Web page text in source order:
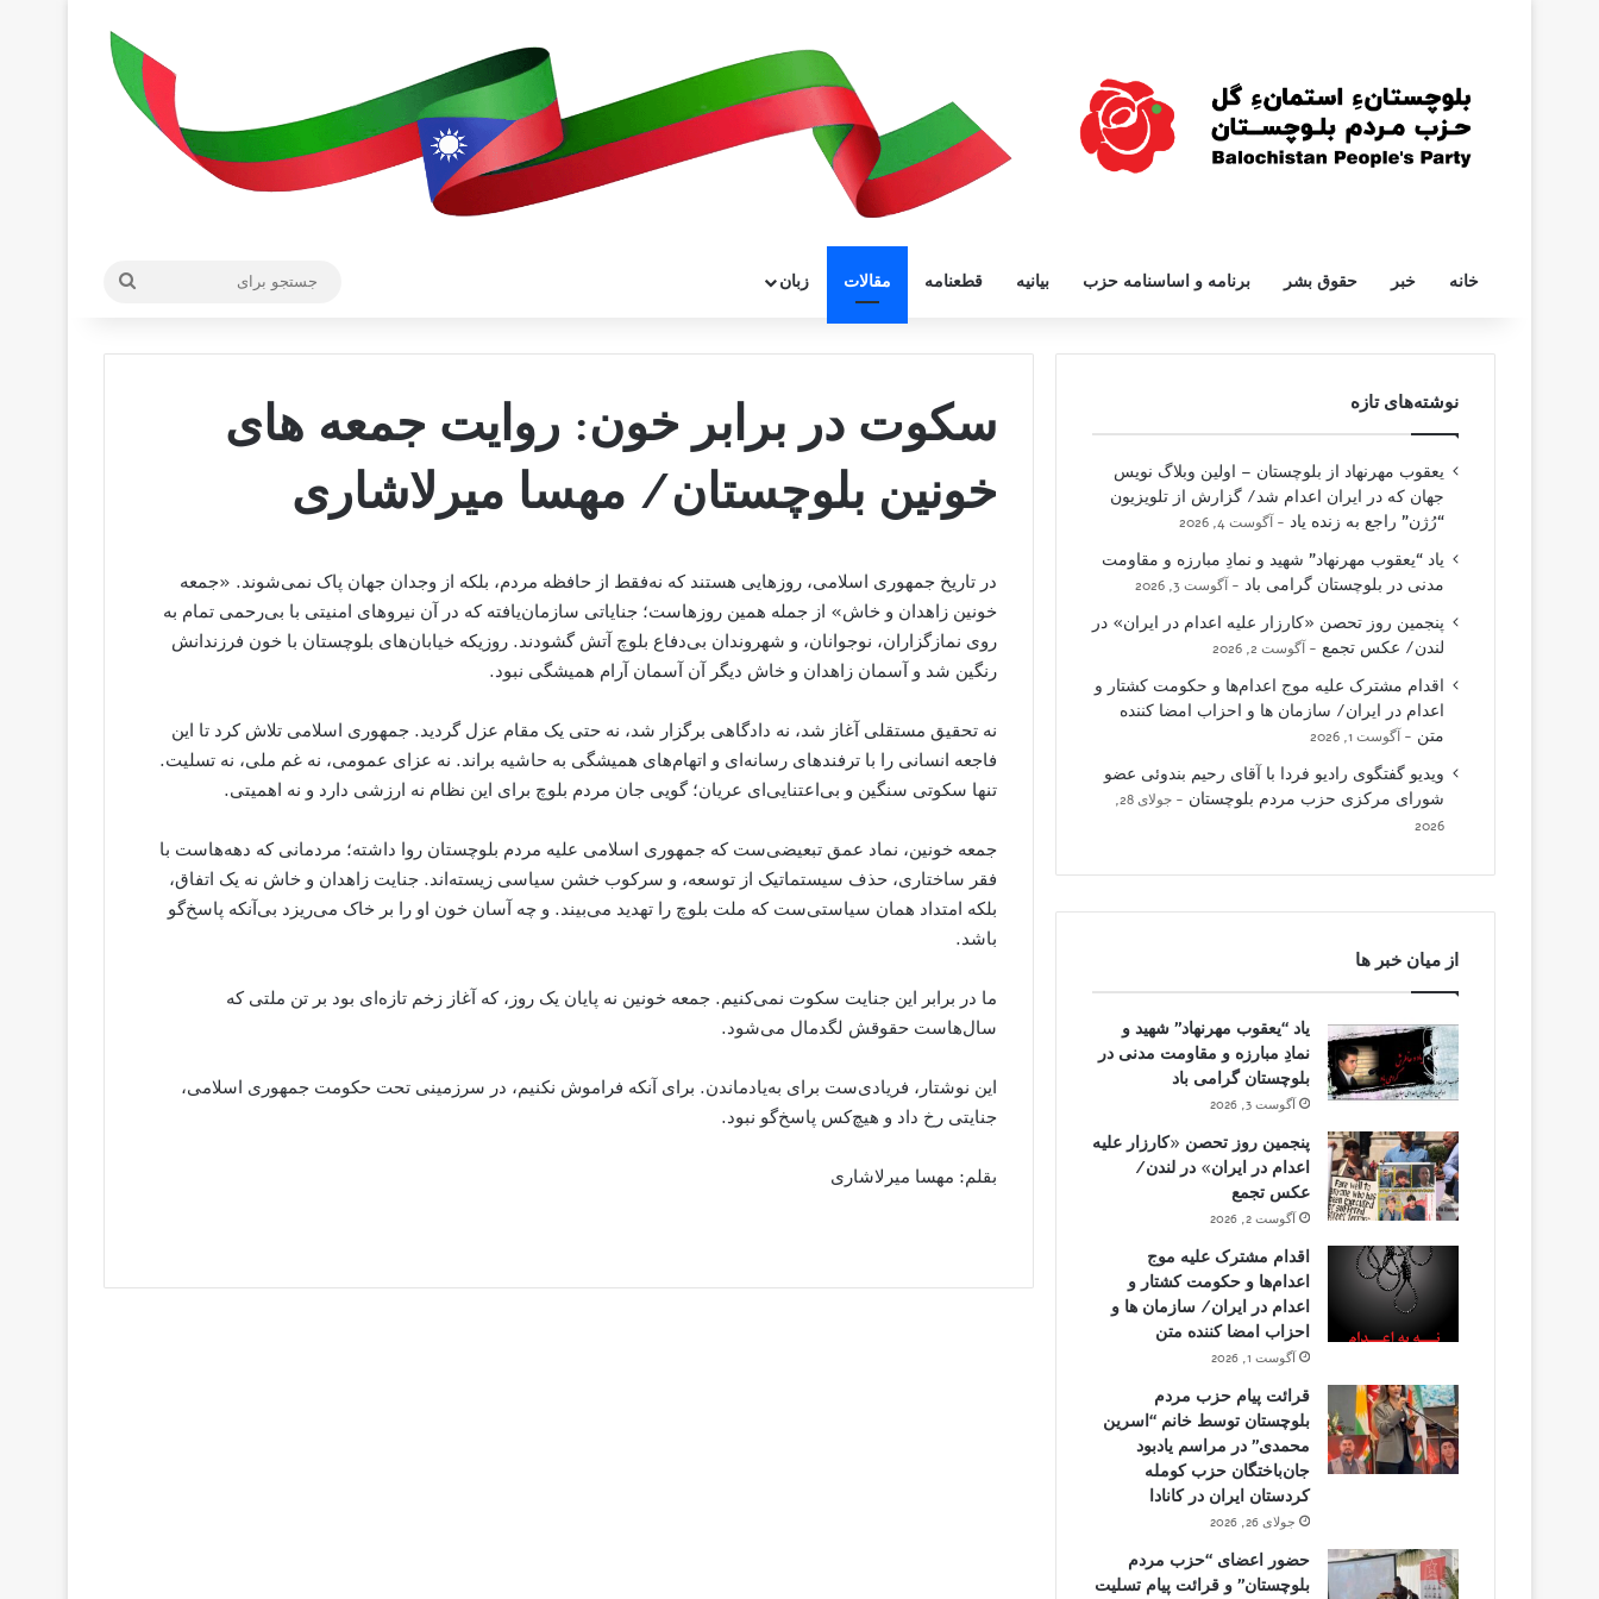
خانه خبر حقوق بشر برنامه و اساسنامه حزب بیانیه قطعنامه مقالات زبان
سکوت در برابر خون: روایت جمعه‌ های
خونین بلوچستان/ مهسا میرلاشاری
در تاریخ جمهوری اسلامی، روزهایی هستند که نه‌فقط از حافظه مردم، بلکه از وجدان جهان پاک نمی‌شوند. «جمعه
خونین زاهدان و خاش» از جمله همین روزهاست؛ جنایاتی سازمان‌یافته که در آن نیروهای امنیتی با بی‌رحمی تمام به
روی نمازگزاران، نوجوانان، و شهروندان بی‌دفاع بلوچ آتش گشودند. روزیکه خیابان‌های بلوچستان با خون فرزندانش
رنگین شد و آسمان زاهدان و خاش دیگر آن آسمان آرام همیشگی نبود.
نه تحقیق مستقلی آغاز شد، نه دادگاهی برگزار شد، نه حتی یک مقام عزل گردید. جمهوری اسلامی تلاش کرد تا این
فاجعه انسانی را با ترفندهای رسانه‌ای و اتهام‌های همیشگی به حاشیه براند. نه عزای عمومی، نه غم ملی، نه تسلیت.
تنها سکوتی سنگین و بی‌اعتنایی‌ای عریان؛ گویی جان مردم بلوچ برای این نظام نه ارزشی دارد و نه اهمیتی.
جمعه خونین، نماد عمق تبعیضی‌ست که جمهوری اسلامی علیه مردم بلوچستان روا داشته؛ مردمانی که دهه‌هاست با
فقر ساختاری، حذف سیستماتیک از توسعه، و سرکوب خشن سیاسی زیسته‌اند. جنایت زاهدان و خاش نه یک اتفاق،
بلکه امتداد همان سیاستی‌ست که ملت بلوچ را تهدید می‌بیند. و چه آسان خون او را بر خاک می‌ریزد بی‌آنکه پاسخ‌گو
باشد.
ما در برابر این جنایت سکوت نمی‌کنیم. جمعه خونین نه پایان یک روز، که آغاز زخم تازه‌ای بود بر تن ملتی که
سال‌هاست حقوقش لگدمال می‌شود.
این نوشتار، فریادی‌ست برای به‌یادماندن. برای آنکه فراموش نکنیم، در سرزمینی تحت حکومت جمهوری اسلامی،
جنایتی رخ داد و هیچ‌کس پاسخ‌گو نبود.
بقلم: مهسا میرلاشاری
نوشته‌های تازه
یعقوب مهرنهاد از بلوچستان – اولین وبلاگ نویس
جهان که در ایران اعدام شد/ گزارش از تلویزیون
“رُژن” راجع به زنده یاد
آگوست 4, 2026
یاد “یعقوب مهرنهاد” شهید و نمادِ مبارزه و مقاومت
مدنی در بلوچستان گرامی باد
آگوست 3, 2026
پنجمین روز تحصن «کارزار علیه اعدام در ایران» در
لندن/ عکس تجمع
آگوست 2, 2026
اقدام مشترک علیه موج اعدام‌ها و حکومت کشتار و
اعدام در ایران/ سازمان ها و احزاب امضا کننده
متن
آگوست 1, 2026
ویدیو گفتگوی رادیو فردا با آقای رحیم بندوئی عضو
شورای مرکزی حزب مردم بلوچستان
جولای 28,
2026
از میان خبر ها
یاد “یعقوب مهرنهاد” شهید و
نمادِ مبارزه و مقاومت مدنی در
بلوچستان گرامی باد
آگوست 3, 2026
پنجمین روز تحصن «کارزار علیه
اعدام در ایران» در لندن/
عکس تجمع
آگوست 2, 2026
اقدام مشترک علیه موج
اعدام‌ها و حکومت کشتار و
اعدام در ایران/ سازمان ها و
احزاب امضا کننده متن
آگوست 1, 2026
قرائت پیام حزب مردم
بلوچستان توسط خانم “اسرین
محمدی” در مراسم یادبود
جان‌باختگان حزب کومله
کردستان ایران در کانادا
جولای 26, 2026
حضور اعضای “حزب مردم
بلوچستان” و قرائت پیام تسلیت